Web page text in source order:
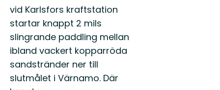
vid Karlsfors kraftstation
startar knappt 2 mils
slingrande paddling mellan
ibland vackert kopparröda
sandstränder ner till
slutmålet i Värnamo. Där